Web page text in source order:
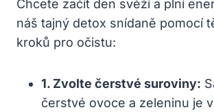
Chcete začít den svěží a plní
náš tajný detox snídaně pomocí
kroků pro očistu:
1. Zvolte čerstvé suroviny:
čerstvé ovoce a zeleninu je